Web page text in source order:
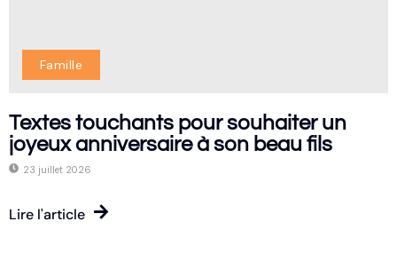
Famille
Textes touchants pour souhaiter un
joyeux anniversaire à son beau fils
23 juillet 2026
Lire l'article